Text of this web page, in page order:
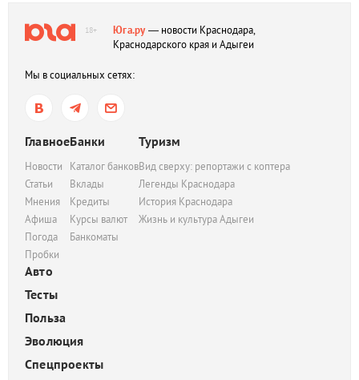
18+ Юга.ру— новости Краснодара,
Краснодарского края и Адыгеи
Мы в социальных сетях:
Главное
Новости
Статьи
Мнения
Афиша
Погода
Пробки
Банки
Каталог банков
Вклады
Кредиты
Курсы валют
Банкоматы
Туризм
Вид сверху: репортажи с коптера
Легенды Краснодара
История Краснодара
Жизнь и культура Адыгеи
Авто
Тесты
Польза
Эволюция
Спецпроекты